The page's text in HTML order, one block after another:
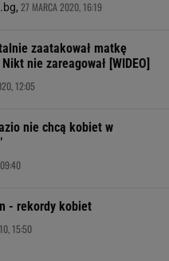
27 MARCA 2020, 16:19
zaatakował matkę
nie zareagował [WIDEO]
12:05
nie chcą kobiet w
- rekordy kobiet
15:50